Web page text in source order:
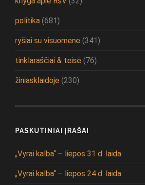
politika (681)
ryšiai su visuomene (341)
tinklaraščiai & teisė (76)
žiniasklaidoje (230)
PASKUTINIAI ĮRAŠAI
„Vyrai kalba“ – liepos 31 d. laida
„Vyrai kalba“ – liepos 24 d. laida